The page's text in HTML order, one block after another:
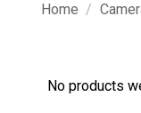
Home /
No products